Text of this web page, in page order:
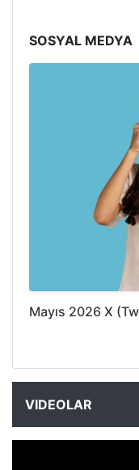
SOSYAL MEDYA
Mayıs 2026 X
VIDEOLAR